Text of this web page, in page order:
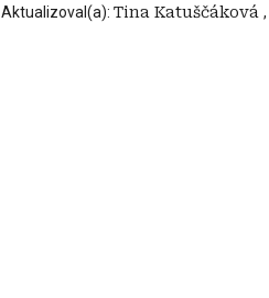
Aktualizoval(a): Tina Katuščáková ,